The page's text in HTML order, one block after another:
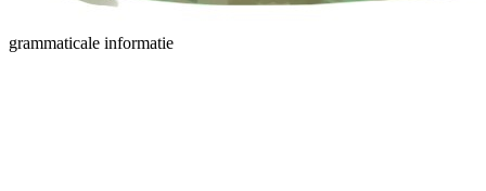
grammaticale informatie